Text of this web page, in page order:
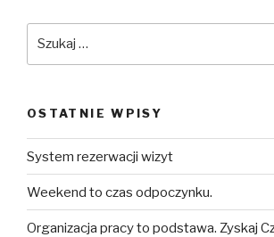
OSTATNIE WPISY
System rezerwacji wizyt
Weekend to czas odpoczynku.
Organizacja pracy to podstawa. Zyskaj